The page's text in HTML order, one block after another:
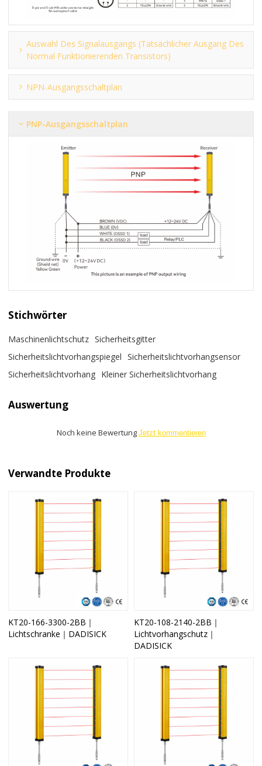
Auswahl Des Signalausgangs (tatsächlicher Ausgang Des
Normal Funktionierenden Transistors)
NPN-Ausgangsschaltplan
PNP-Ausgangsschaltplan
Stichwörter
Maschinenlichtschutz Sicherheitsgitter
Sicherheitslichtvorhangspiegel
Sicherheitslichtvorhangsensor
Sicherheitslichtvorhang Kleiner Sicherheitslichtvorhang
Auswertung
Noch keine Bewertung Jetzt kommentieren
Verwandte Produkte
KT20-166-3300-2BB｜
Lichtschranke｜DADISICK
KT20-108-2140-2BB｜
Lichtvorhangschutz｜
DADISICK